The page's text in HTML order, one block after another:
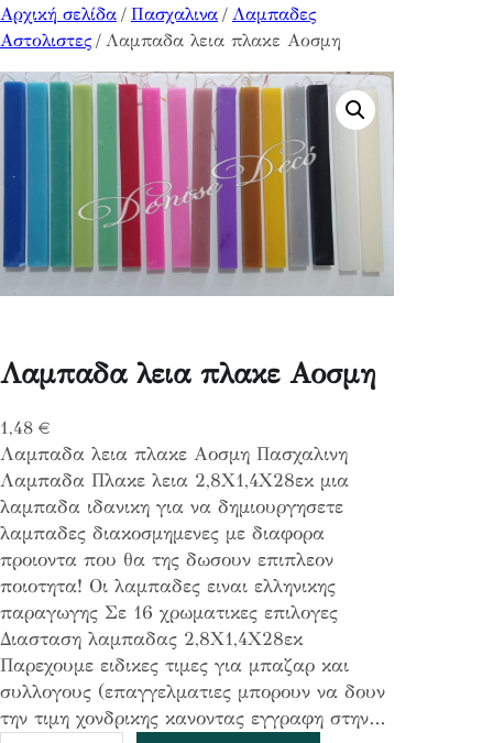
Αρχική σελίδα / Πασχαλινα / Λαμπαδες
Αστολιστες / Λαμπαδα λεια πλακε Αοσμη
Λαμπαδα λεια πλακε Αοσμη
1,48 €
Λαμπαδα λεια πλακε Αοσμη Πασχαλινη
Λαμπαδα Πλακε λεια 2,8Χ1,4Χ28εκ μια
λαμπαδα ιδανικη για να δημιουργησετε
λαμπαδες διακοσμημενες με διαφορα
προιοντα που θα της δωσουν επιπλεον
ποιοτητα! Οι λαμπαδες ειναι ελληνικης
παραγωγης Σε 16 χρωματικες επιλογες
Διασταση λαμπαδας 2,8Χ1,4Χ28εκ
Παρεχουμε ειδικες τιμες για μπαζαρ και
συλλογους (επαγγελματιες μπορουν να δουν
την τιμη χονδρικης κανοντας εγγραφη στην…